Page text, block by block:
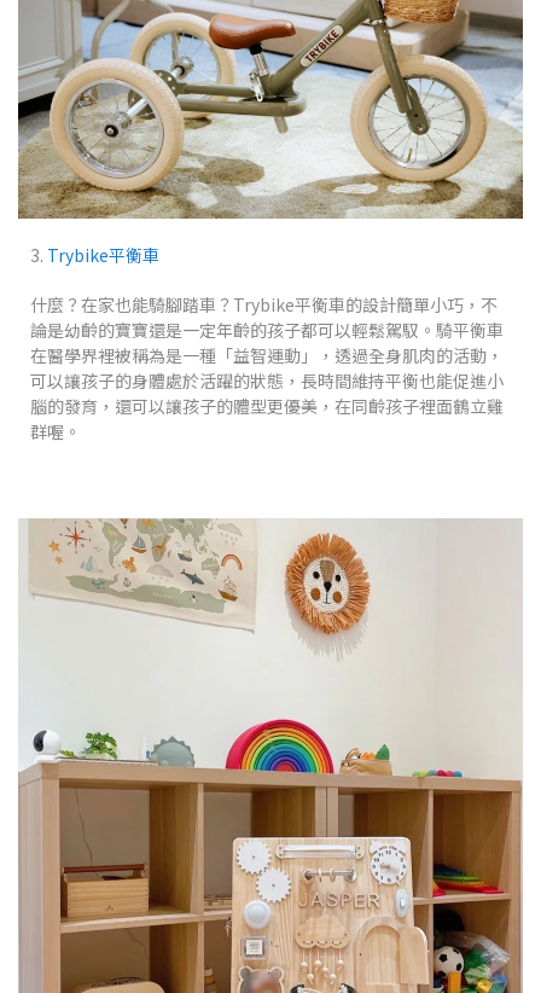
3. Trybike平衡車
什麼？在家也能騎腳踏車？Trybike平衡車的設計簡單小巧，不
論是幼齡的寶寶還是一定年齡的孩子都可以輕鬆駕馭。騎平衡車
在醫學界裡被稱為是一種「益智運動」，透過全身肌肉的活動，
可以讓孩子的身體處於活躍的狀態，長時間維持平衡也能促進小
腦的發育，還可以讓孩子的體型更優美，在同齡孩子裡面鶴立雞
群喔。